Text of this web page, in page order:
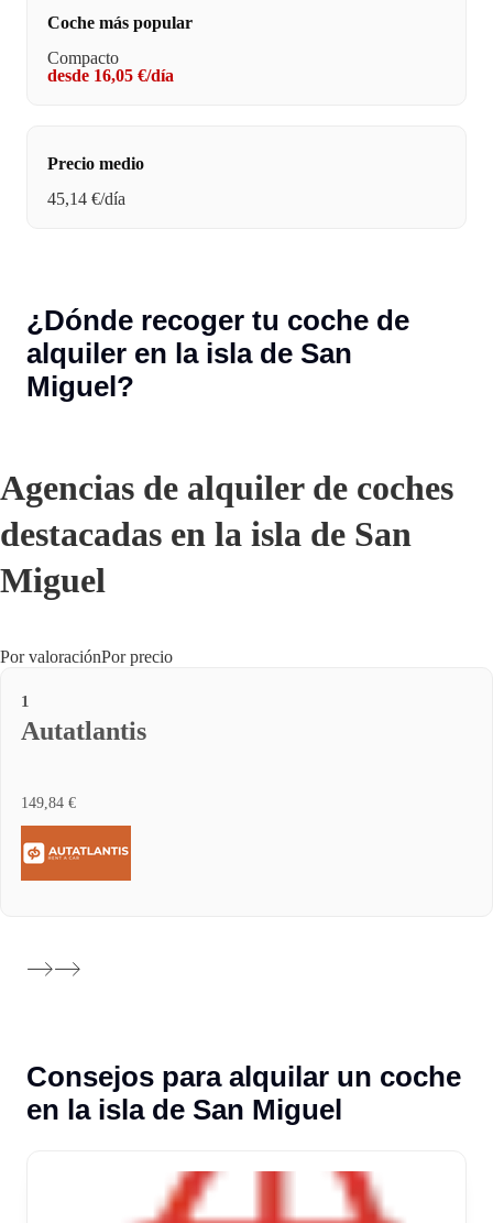
Coche más popular
Compacto
desde 16,05 €/día
Precio medio
45,14 €/día
¿Dónde recoger tu coche de
alquiler en la isla de San
Miguel?
Agencias de alquiler de coches
destacadas en la isla de San
Miguel
Por valoraciónPor precio
1
Autatlantis
149,84 €
Consejos para alquilar un coche
en la isla de San Miguel